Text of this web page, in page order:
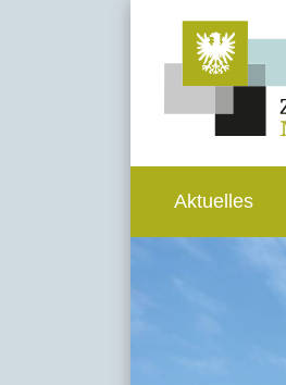
Aktuelles